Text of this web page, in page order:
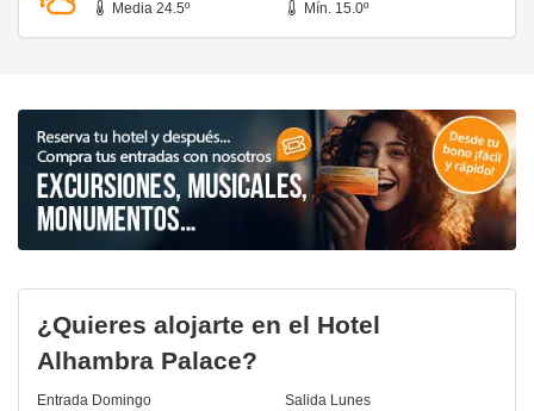
Media 24.5º
Mín. 15.0º
¿Quieres alojarte en el Hotel
Alhambra Palace?
Entrada Domingo Salida Lunes